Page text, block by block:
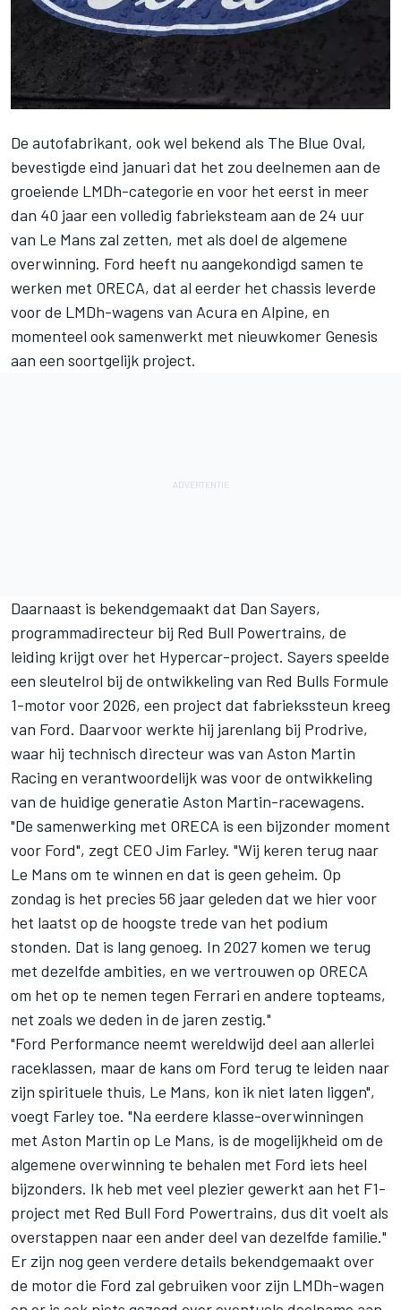
De autofabrikant, ook wel bekend als The Blue Oval,
bevestigde eind januari dat het zou deelnemen aan de
groeiende LMDh-categorie en voor het eerst in meer
dan 40 jaar een volledig fabrieksteam aan de 24 uur
van Le Mans zal zetten, met als doel de algemene
overwinning. Ford heeft nu aangekondigd samen te
werken met ORECA, dat al eerder het chassis leverde
voor de LMDh-wagens van Acura en Alpine, en
momenteel ook samenwerkt met nieuwkomer Genesis
aan een soortgelijk project.
Daarnaast is bekendgemaakt dat Dan Sayers,
programmadirecteur bij Red Bull Powertrains, de
leiding krijgt over het Hypercar-project. Sayers speelde
een sleutelrol bij de ontwikkeling van Red Bulls Formule
1-motor voor 2026, een project dat fabriekssteun kreeg
van Ford. Daarvoor werkte hij jarenlang bij Prodrive,
waar hij technisch directeur was van Aston Martin
Racing en verantwoordelijk was voor de ontwikkeling
van de huidige generatie Aston Martin-racewagens.
"De samenwerking met ORECA is een bijzonder moment
voor Ford", zegt CEO Jim Farley. "Wij keren terug naar
Le Mans om te winnen en dat is geen geheim. Op
zondag is het precies 56 jaar geleden dat we hier voor
het laatst op de hoogste trede van het podium
stonden. Dat is lang genoeg. In 2027 komen we terug
met dezelfde ambities, en we vertrouwen op ORECA
om het op te nemen tegen Ferrari en andere topteams,
net zoals we deden in de jaren zestig."
"Ford Performance neemt wereldwijd deel aan allerlei
raceklassen, maar de kans om Ford terug te leiden naar
zijn spirituele thuis, Le Mans, kon ik niet laten liggen",
voegt Farley toe. "Na eerdere klasse-overwinningen
met Aston Martin op Le Mans, is de mogelijkheid om de
algemene overwinning te behalen met Ford iets heel
bijzonders. Ik heb met veel plezier gewerkt aan het F1-
project met Red Bull Ford Powertrains, dus dit voelt als
overstappen naar een ander deel van dezelfde familie."
Er zijn nog geen verdere details bekendgemaakt over
de motor die Ford zal gebruiken voor zijn LMDh-wagen